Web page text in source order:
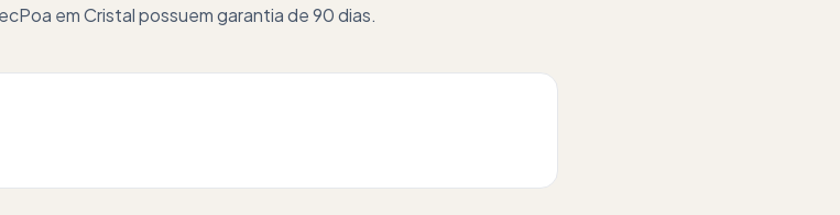
em Cristal possuem garantia de 90 dias.